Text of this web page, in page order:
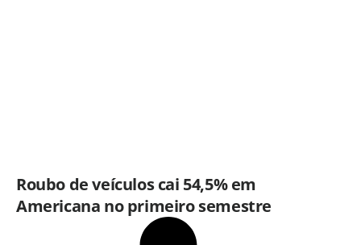
Roubo de veículos cai 54,5% em
Americana no primeiro semestre